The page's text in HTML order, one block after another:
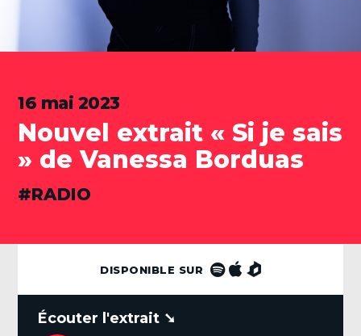
16 mai 2023
Nouvel extrait « Si je sais
» de Vanessa Borduas
RADIO
DISPONIBLE SUR
Lecteur